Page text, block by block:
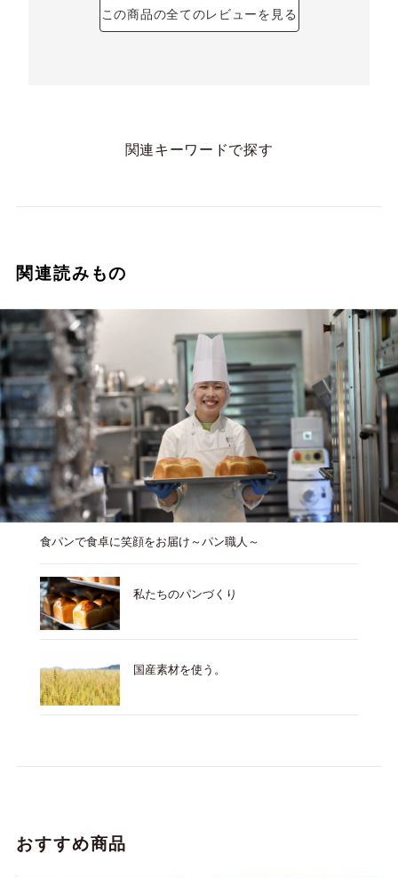
この商品の全てのレビューを見る
関連キーワードで探す
関連読みもの
食パンで食卓に笑顔をお届け～パン職人～
私たちのパンづくり
国産素材を使う。
おすすめ商品